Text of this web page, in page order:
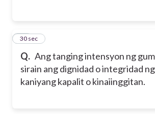
Q. Ang tanging intensyon ng
sirain ang dignidad o integridad
kaniyang kapalit o kinaiinggitan.
27
30 sec